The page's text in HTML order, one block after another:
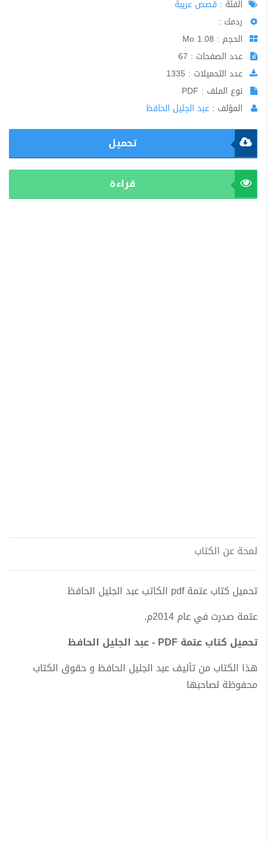
الفئة : قصص عربية
ردمك :
الحجم : 1.08 Mo
عدد الصفحات : 67
عدد التحميلات : 1335
نوع الملف : PDF
المؤلف : عبد الجليل الحافظ
تحميل
قراءة
لمحة عن الكتاب
تحميل كتاب عتمة pdf الكاتب عبد الجليل الحافظ
عتمة صدرت في عام 2014م.
تحميل كتاب عتمة PDF - عبد الجليل الحافظ
هذا الكتاب من تأليف عبد الجليل الحافظ و حقوق الكتاب
محفوظة لصاحبها